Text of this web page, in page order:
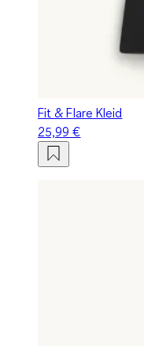
Fit & Flare Kleid
25,99 €